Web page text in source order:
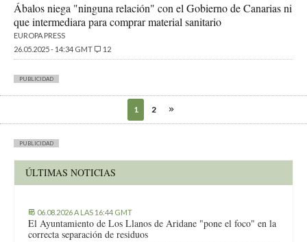
Ábalos niega "ninguna relación" con el Gobierno de Canarias ni
que intermediara para comprar material sanitario
EUROPA PRESS
26.05.2025 - 14:34 GMT
12
PUBLICIDAD
1 2
PUBLICIDAD
ÚLTIMAS NOTICIAS
06.08.2026 A LAS 16:44 GMT
El Ayuntamiento de Los Llanos de Aridane "pone el foco" en la
correcta separación de residuos